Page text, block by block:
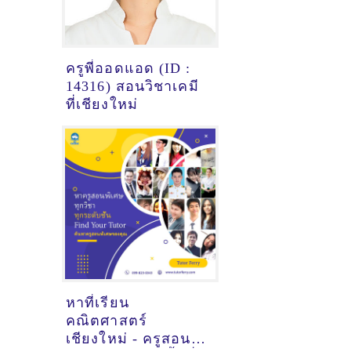
ครูพี่ออดแอด (ID :
14316) สอนวิชาเคมี
ที่เชียงใหม่
หาที่เรียน
คณิตศาสตร์
เชียงใหม่ - ครูสอน